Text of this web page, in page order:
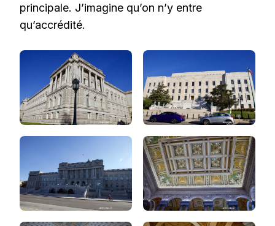
principale. J’imagine qu’on n’y entre
qu’accrédité.